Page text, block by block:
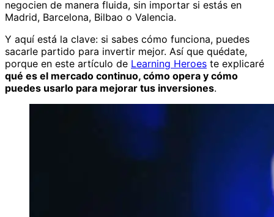
negocien de manera fluida, sin importar si estás en
Madrid, Barcelona, Bilbao o Valencia.
Y aquí está la clave: si sabes cómo funciona, puedes
sacarle partido para invertir mejor. Así que quédate,
porque en este artículo de Learning Heroes te explicaré
qué es el mercado continuo, cómo opera y cómo
puedes usarlo para mejorar tus inversiones.